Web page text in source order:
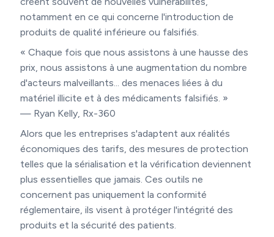
notamment en ce qui concerne l'introduction de
produits de qualité inférieure ou falsifiés.
« Chaque fois que nous assistons à une hausse des
prix, nous assistons à une augmentation du nombre
d'acteurs malveillants... des menaces liées à du
matériel illicite et à des médicaments falsifiés. »
— Ryan Kelly, Rx-360
Alors que les entreprises s'adaptent aux réalités
économiques des tarifs, des mesures de protection
telles que la sérialisation et la vérification deviennent
plus essentielles que jamais. Ces outils ne
concernent pas uniquement la conformité
réglementaire, ils visent à protéger l'intégrité des
produits et la sécurité des patients.